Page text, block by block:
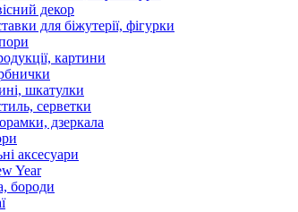
декор
для біжутерії, фігурки
картини
шкатулки
серветки
дзеркала
аксесуари
Year
бороди